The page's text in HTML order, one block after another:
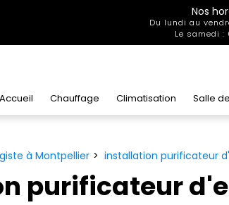
Nos
Du lundi au
Le samedi :
Accueil Chauffage Climatisation Salle
à Montpellier installation purificateur
purificateur